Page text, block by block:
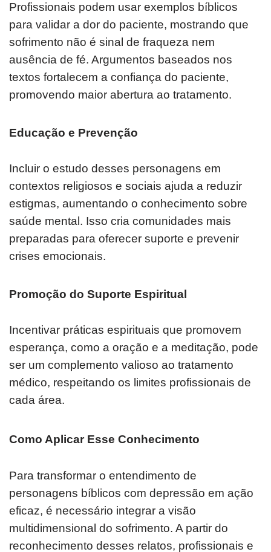
Profissionais podem usar exemplos bíblicos
para validar a dor do paciente, mostrando que
sofrimento não é sinal de fraqueza nem
ausência de fé. Argumentos baseados nos
textos fortalecem a confiança do paciente,
promovendo maior abertura ao tratamento.
Educação e Prevenção
Incluir o estudo desses personagens em
contextos religiosos e sociais ajuda a reduzir
estigmas, aumentando o conhecimento sobre
saúde mental. Isso cria comunidades mais
preparadas para oferecer suporte e prevenir
crises emocionais.
Promoção do Suporte Espiritual
Incentivar práticas espirituais que promovem
esperança, como a oração e a meditação, pode
ser um complemento valioso ao tratamento
médico, respeitando os limites profissionais de
cada área.
Como Aplicar Esse Conhecimento
Para transformar o entendimento de
personagens bíblicos com depressão em ação
eficaz, é necessário integrar a visão
multidimensional do sofrimento. A partir do
reconhecimento desses relatos, profissionais e